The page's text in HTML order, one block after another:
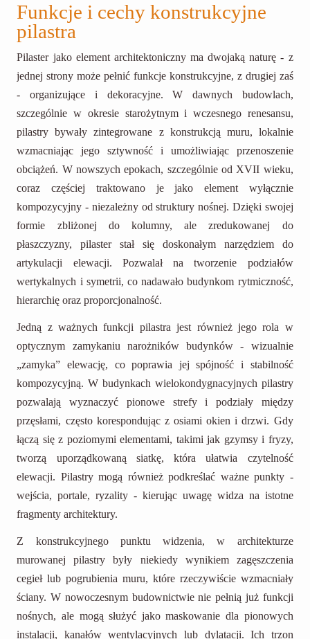
Funkcje i cechy konstrukcyjne
pilastra
Pilaster jako element architektoniczny ma dwojaką naturę - z
jednej strony może pełnić funkcje konstrukcyjne, z drugiej zaś
- organizujące i dekoracyjne. W dawnych budowlach,
szczególnie w okresie starożytnym i wczesnego renesansu,
pilastry bywały zintegrowane z konstrukcją muru, lokalnie
wzmacniając jego sztywność i umożliwiając przenoszenie
obciążeń. W nowszych epokach, szczególnie od XVII wieku,
coraz częściej traktowano je jako element wyłącznie
kompozycyjny - niezależny od struktury nośnej. Dzięki swojej
formie zbliżonej do kolumny, ale zredukowanej do
płaszczyzny, pilaster stał się doskonałym narzędziem do
artykulacji elewacji. Pozwalał na tworzenie podziałów
wertykalnych i symetrii, co nadawało budynkom rytmiczność,
hierarchię oraz proporcjonalność.
Jedną z ważnych funkcji pilastra jest również jego rola w
optycznym zamykaniu narożników budynków - wizualnie
„zamyka” elewację, co poprawia jej spójność i stabilność
kompozycyjną. W budynkach wielokondygnacyjnych pilastry
pozwalają wyznaczyć pionowe strefy i podziały między
przęsłami, często korespondując z osiami okien i drzwi. Gdy
łączą się z poziomymi elementami, takimi jak gzymsy i fryzy,
tworzą uporządkowaną siatkę, która ułatwia czytelność
elewacji. Pilastry mogą również podkreślać ważne punkty -
wejścia, portale, ryzality - kierując uwagę widza na istotne
fragmenty architektury.
Z konstrukcyjnego punktu widzenia, w architekturze
murowanej pilastry były niekiedy wynikiem zagęszczenia
cegieł lub pogrubienia muru, które rzeczywiście wzmacniały
ściany. W nowoczesnym budownictwie nie pełnią już funkcji
nośnych, ale mogą służyć jako maskowanie dla pionowych
instalacji, kanałów wentylacyjnych lub dylatacji. Ich trzon